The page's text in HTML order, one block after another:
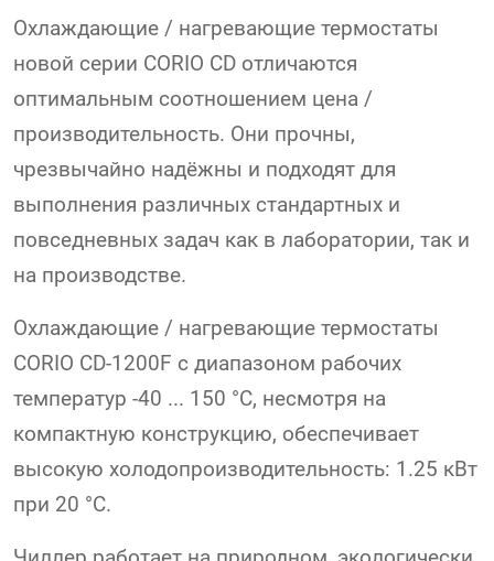
Охлаждающие / нагревающие термостаты
новой серии CORIO CD отличаются
оптимальным соотношением цена /
производительность. Они прочны,
чрезвычайно надёжны и подходят для
выполнения различных стандартных и
повседневных задач как в лаборатории, так и
на производстве.
Охлаждающие / нагревающие термостаты
CORIO CD-1200F с диапазоном рабочих
температур -40 ... 150 °C, несмотря на
компактную конструкцию, обеспечивает
высокую холодопроизводительность: 1.25 кВт
при 20 °C.